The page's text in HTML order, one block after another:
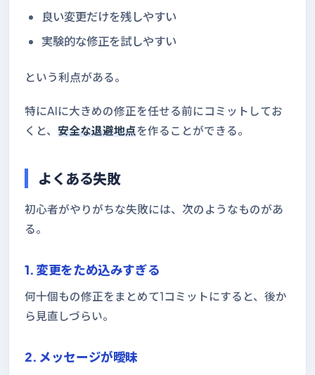
良い変更だけを残しやすい
実験的な修正を試しやすい
という利点がある。
特にAIに大きめの修正を任せる前にコミットしてお
くと、 安全な退避地点を作ることができる。
よくある失敗
初心者がやりがちな失敗には、次のようなものがあ
る。
1. 変更をため込みすぎる
何十個もの修正をまとめて1コミットにすると、後か
ら見直しづらい。
2. メッセージが曖昧